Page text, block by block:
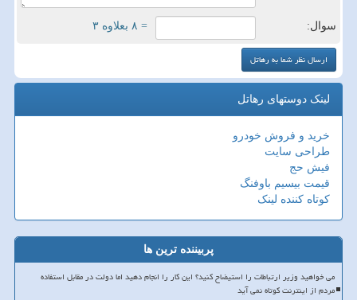
سوال: = ۸ بعلاوه ۳
لینک دوستهای رهاتل
خرید و فروش خودرو
طراحی سایت
فیش حج
قیمت بیسیم باوفنگ
کوتاه کننده لینک
پربیننده ترین ها
می خواهید وزیر ارتباطات را استیضاح کنید؟ این کار را انجام دهید اما دولت در مقابل استفاده
مردم از اینترنت کوتاه نمی آید